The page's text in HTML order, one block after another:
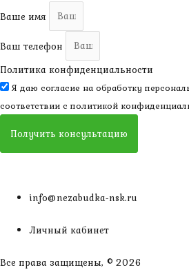
Ваше имя
Ваш телефон
Политика конфиденциальности
Я даю согласие на обработку
соответствии с политикой
Получить консультацию
info@nezabudka-nsk.ru
Личный кабинет
Все права защищены, © 2026